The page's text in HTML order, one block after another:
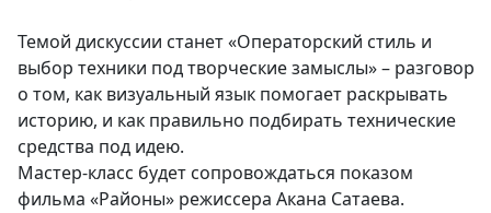
Темой дискуссии станет «Операторский стиль и
выбор техники под творческие замыслы» – разговор
о том, как визуальный язык помогает раскрывать
историю, и как правильно подбирать технические
средства под идею.
Мастер-класс будет сопровождаться показом
фильма «Районы» режиссера Акана Сатаева.